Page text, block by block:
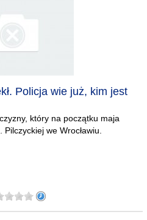
Policja wie już, kim jest
który na początku maja
we Wrocławiu.